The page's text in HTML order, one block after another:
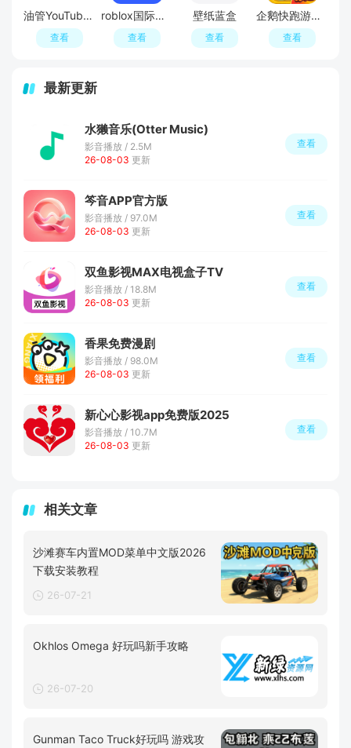
油管YouTube APP最新版
查看
roblox国际服官方正版
查看
壁纸蓝盒
查看
企鹅快跑游戏最新版
查看
最新更新
水獭音乐(Otter Music)
影音播放 / 2.5M
26-08-03 更新
查看
笒音APP官方版
影音播放 / 97.0M
26-08-03 更新
查看
双鱼影视MAX电视盒子TV
影音播放 / 18.8M
26-08-03 更新
查看
香果免费漫剧
影音播放 / 98.0M
26-08-03 更新
查看
新心心影视app免费版2025
影音播放 / 10.7M
26-08-03 更新
查看
相关文章
沙滩赛车内置MOD菜单中文版2026
下载安装教程
26-07-21
Okhlos Omega 好玩吗新手攻略
26-07-20
Gunman Taco Truck好玩吗 游戏攻